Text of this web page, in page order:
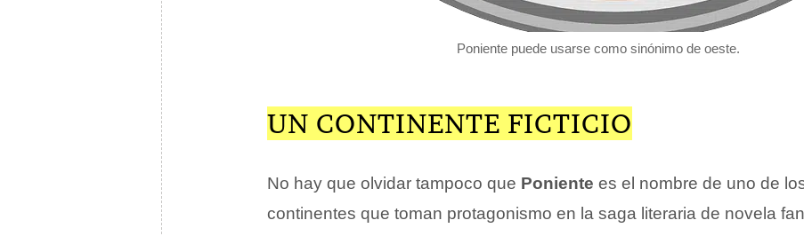
Poniente puede usarse como sinónimo de oeste.
UN CONTINENTE FICTICIO
No hay que olvidar tampoco que Poniente es el nombre de uno de
continentes que toman protagonismo en la saga literaria de novela